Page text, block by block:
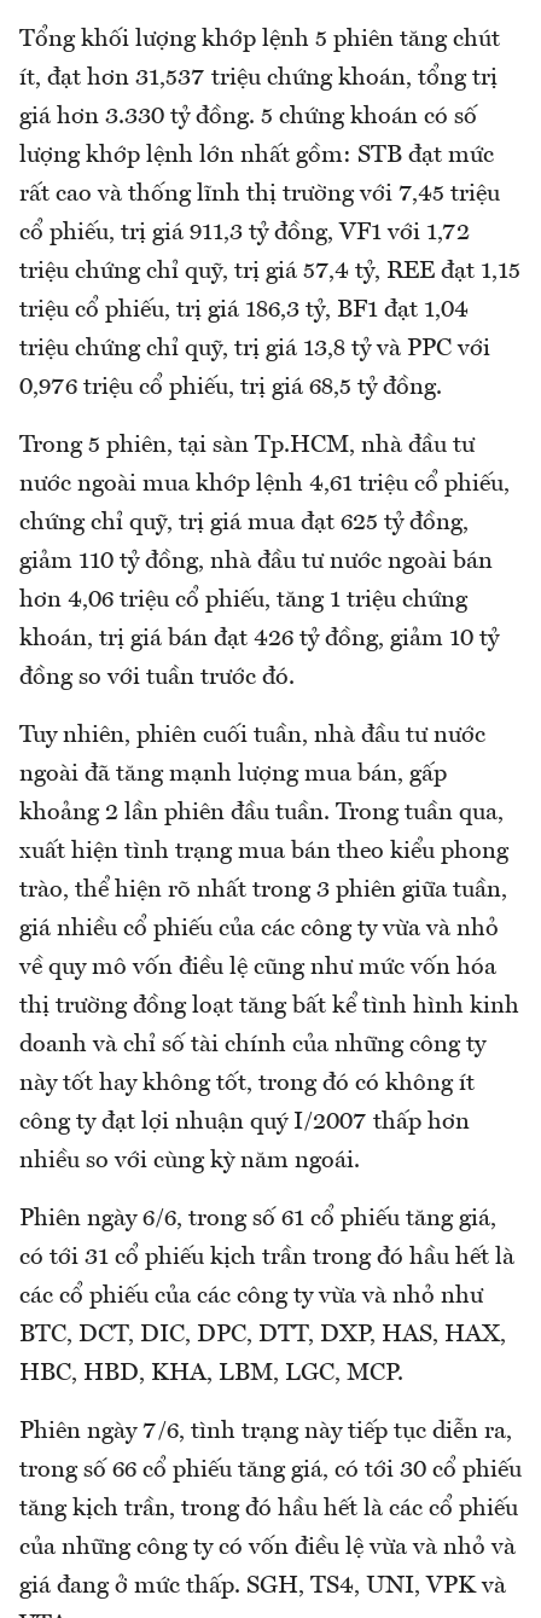
Tổng khối lượng khớp lệnh 5 phiên tăng chút
ít, đạt hơn 31,537 triệu chứng khoán, tổng trị
giá hơn 3.330 tỷ đồng. 5 chứng khoán có số
lượng khớp lệnh lớn nhất gồm: STB đạt mức
rất cao và thống lĩnh thị trường với 7,45 triệu
cổ phiếu, trị giá 911,3 tỷ đồng, VF1 với 1,72
triệu chứng chỉ quỹ, trị giá 57,4 tỷ, REE đạt 1,15
triệu cổ phiếu, trị giá 186,3 tỷ, BF1 đạt 1,04
triệu chứng chỉ quỹ, trị giá 13,8 tỷ và PPC với
0,976 triệu cổ phiếu, trị giá 68,5 tỷ đồng.
Trong 5 phiên, tại sàn Tp.HCM, nhà đầu tư
nước ngoài mua khớp lệnh 4,61 triệu cổ phiếu,
chứng chỉ quỹ, trị giá mua đạt 625 tỷ đồng,
giảm 110 tỷ đồng, nhà đầu tư nước ngoài bán
hơn 4,06 triệu cổ phiếu, tăng 1 triệu chứng
khoán, trị giá bán đạt 426 tỷ đồng, giảm 10 tỷ
đồng so với tuần trước đó.
Tuy nhiên, phiên cuối tuần, nhà đầu tư nước
ngoài đã tăng mạnh lượng mua bán, gấp
khoảng 2 lần phiên đầu tuần. Trong tuần qua,
xuất hiện tình trạng mua bán theo kiểu phong
trào, thể hiện rõ nhất trong 3 phiên giữa tuần,
giá nhiều cổ phiếu của các công ty vừa và nhỏ
về quy mô vốn điều lệ cũng như mức vốn hóa
thị trường đồng loạt tăng bất kể tình hình kinh
doanh và chỉ số tài chính của những công ty
này tốt hay không tốt, trong đó có không ít
công ty đạt lợi nhuận quý I/2007 thấp hơn
nhiều so với cùng kỳ năm ngoái.
Phiên ngày 6/6, trong số 61 cổ phiếu tăng giá,
có tới 31 cổ phiếu kịch trần trong đó hầu hết là
các cổ phiếu của các công ty vừa và nhỏ như
BTC, DCT, DIC, DPC, DTT, DXP, HAS, HAX,
HBC, HBD, KHA, LBM, LGC, MCP.
Phiên ngày 7/6, tình trạng này tiếp tục diễn ra,
trong số 66 cổ phiếu tăng giá, có tới 30 cổ phiếu
tăng kịch trần, trong đó hầu hết là các cổ phiếu
của những công ty có vốn điều lệ vừa và nhỏ và
giá đang ở mức thấp. SGH, TS4, UNI, VPK và